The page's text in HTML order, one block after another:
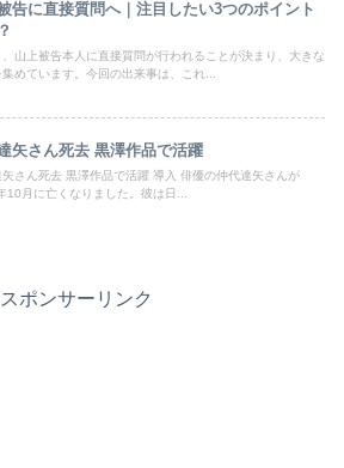
告に直接質問へ｜注目したい3つのポイント
、山上被告本人に直接質問が行われることが決まり、大きな
めています。今回の出来事は、これ...
矢さん死去 黒澤作品で活躍
矢さん死去 黒澤作品で活躍 導入 俳優の仲代達矢さんが
10月に亡くなりました。彼は日...
スポンサーリンク